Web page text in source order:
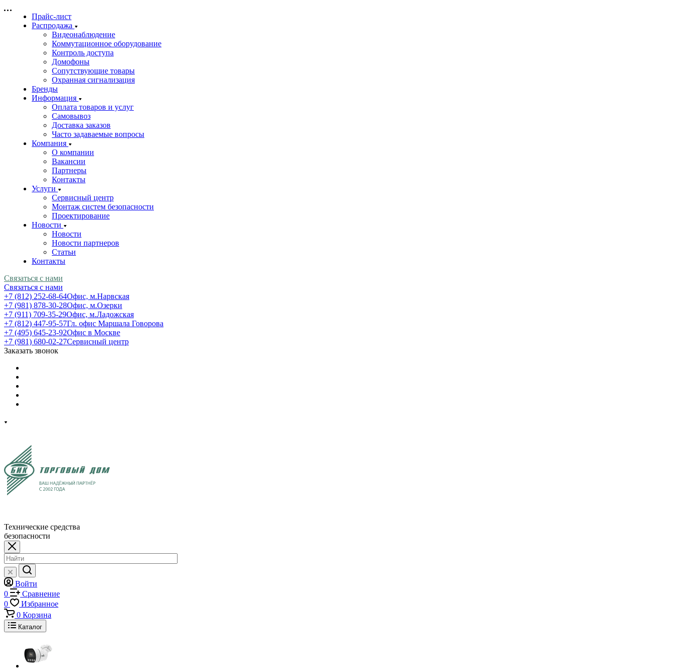
Прайс-лист
Распродажа
Видеонаблюдение
Коммутационное оборудование
Контроль доступа
Домофоны
Сопутствующие товары
Охранная сигнализация
Бренды
Информация
Оплата товаров и услуг
Самовывоз
Доставка заказов
Часто задаваемые вопросы
Компания
О компании
Вакансии
Партнеры
Контакты
Услуги
Сервисный центр
Монтаж систем безопасности
Проектирование
Новости
Новости
Новости партнеров
Статьи
Контакты
Связаться с нами
Связаться с нами
+7 (812) 252-68-64Офис, м.Нарвская
+7 (981) 878-30-28Офис, м.Озерки
+7 (911) 709-35-29Офис, м.Ладожская
+7 (812) 447-95-57Гл. офис Маршала Говорова
+7 (495) 645-23-92Офис в Москве
+7 (981) 680-02-27Сервисный центр
Заказать звонок
Технические средства
безопасности
Войти
0
Сравнение
0
Избранное
0 Корзина
Каталог